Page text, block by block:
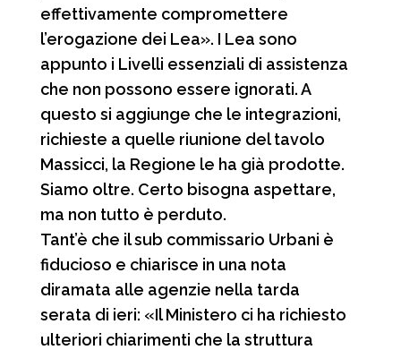
effettivamente compromettere
l’erogazione dei Lea». I Lea sono
appunto i Livelli essenziali di assistenza
che non possono essere ignorati. A
questo si aggiunge che le integrazioni,
richieste a quelle riunione del tavolo
Massicci, la Regione le ha già prodotte.
Siamo oltre. Certo bisogna aspettare,
ma non tutto è perduto.
Tant’è che il sub commissario Urbani è
fiducioso e chiarisce in una nota
diramata alle agenzie nella tarda
serata di ieri: «Il Ministero ci ha richiesto
ulteriori chiarimenti che la struttura